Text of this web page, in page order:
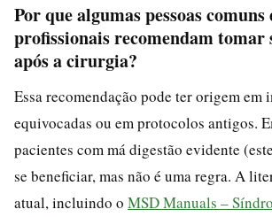
Por que algumas pessoas comuns
profissionais recomendam tomar
após a cirurgia?
Essa recomendação pode ter origem em
equivocadas ou em protocolos antigos.
pacientes com má digestão evidente
se beneficiar, mas não é uma regra. A
atual, incluindo o MSD Manuals –